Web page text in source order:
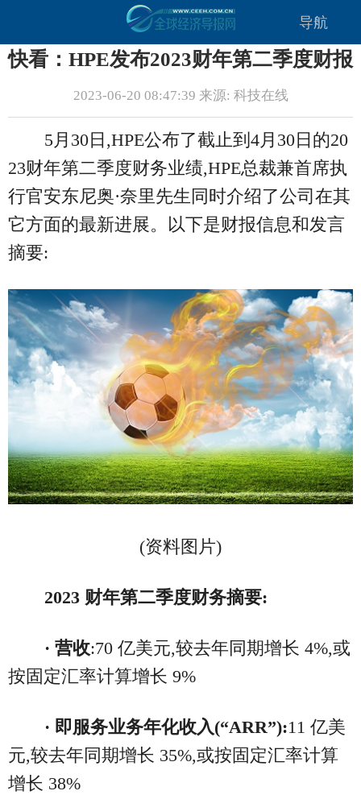
导航
快看：HPE发布2023财年第二季度财报
2023-06-20 08:47:39 来源: 科技在线
5月30日,HPE公布了截止到4月30日的20
23财年第二季度财务业绩,HPE总裁兼首席执
行官安东尼奥·奈里先生同时介绍了公司在其
它方面的最新进展。以下是财报信息和发言
摘要:
(资料图片)
2023 财年第二季度财务摘要:
· 营收:70 亿美元,较去年同期增长 4%,或
按固定汇率计算增长 9%
· 即服务业务年化收入(“ARR”):11 亿美
元,较去年同期增长 35%,或按固定汇率计算
增长 38%